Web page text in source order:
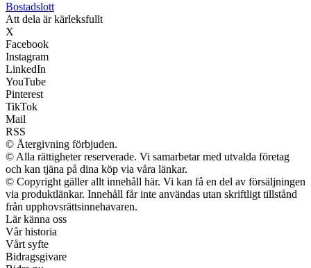
Bostadslott
Att dela är kärleksfullt
X
Facebook
Instagram
LinkedIn
YouTube
Pinterest
TikTok
Mail
RSS
© Återgivning förbjuden.
© Alla rättigheter reserverade. Vi samarbetar med utvalda företag
och kan tjäna på dina köp via våra länkar.
© Copyright gäller allt innehåll här. Vi kan få en del av försäljningen
via produktlänkar. Innehåll får inte användas utan skriftligt tillstånd
från upphovsrättsinnehavaren.
Lär känna oss
Vår historia
Vårt syfte
Bidragsgivare